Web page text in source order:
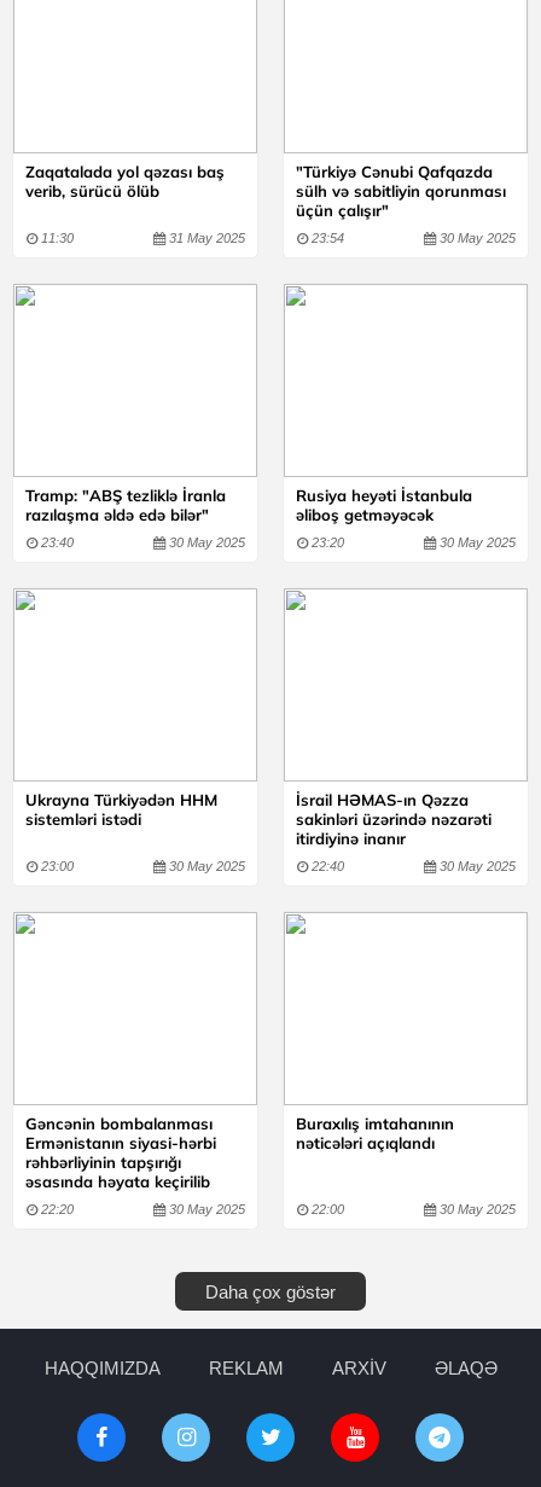
Zaqatalada yol qəzası baş
verib, sürücü ölüb
11:30 31 May 2025
"Türkiyə Cənubi Qafqazda
sülh və sabitliyin qorunması
üçün çalışır"
23:54 30 May 2025
Tramp: "ABŞ tezliklə İranla
razılaşma əldə edə bilər"
23:40 30 May 2025
Rusiya heyəti İstanbula
əliboş getməyəcək
23:20 30 May 2025
Ukrayna Türkiyədən HHM
sistemləri istədi
23:00 30 May 2025
İsrail HƏMAS-ın Qəzza
sakinləri üzərində nəzarəti
itirdiyinə inanır
22:40 30 May 2025
Gəncənin bombalanması
Ermənistanın siyasi-hərbi
rəhbərliyinin tapşırığı
əsasında həyata keçirilib
22:20 30 May 2025
Buraxılış imtahanının
nəticələri açıqlandı
22:00 30 May 2025
Daha çox göstər
HAQQIMIZDA REKLAM ARXİV ƏLAQƏ